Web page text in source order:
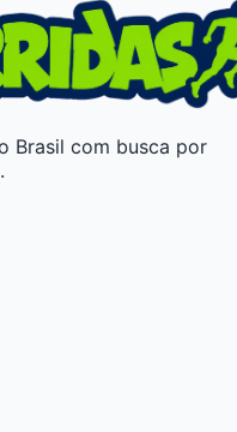
Brasil com busca por